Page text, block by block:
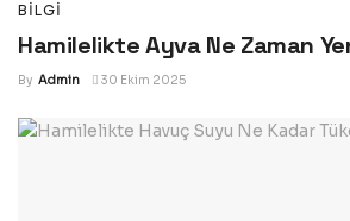
BILGI
Hamilelikte Ayva Ne Zaman
By Admin 30 Ekim 2025